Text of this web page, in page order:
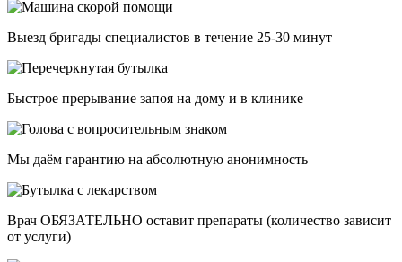
Выезд бригады специалистов в течение 25-30 минут
Быстрое прерывание запоя на дому и в клинике
Мы даём гарантию на абсолютную анонимность
Врач ОБЯЗАТЕЛЬНО оставит препараты (количество зависит
от услуги)